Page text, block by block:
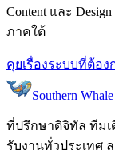
Content และ
ภาคใต้
คุยเรื่องระบบที่ต้อง
Southern Whale
ที่ปรึกษาดิจิทัล ทีมเดี
รับงานทั่วประเทศ